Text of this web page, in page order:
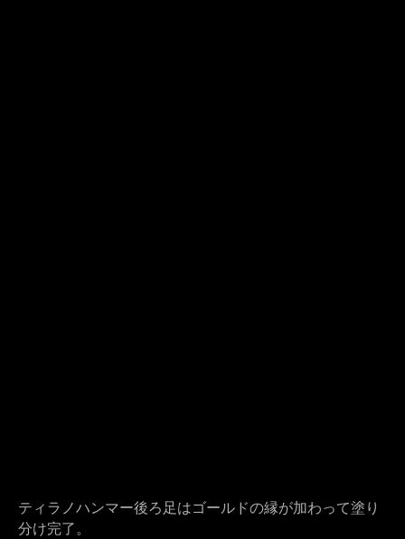
ティラノハンマー後ろ足はゴールドの縁が加わって塗り
分け完了。